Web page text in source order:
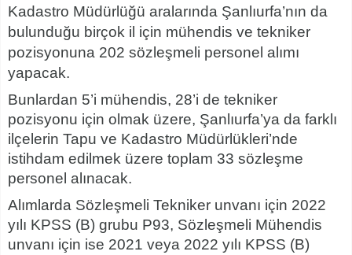
Kadastro Müdürlüğü aralarında Şanlıurfa’nın da
bulunduğu birçok il için mühendis ve tekniker
pozisyonuna 202 sözleşmeli personel alımı
yapacak.
Bunlardan 5’i mühendis, 28’i de tekniker
pozisyonu için olmak üzere, Şanlıurfa’ya da farklı
ilçelerin Tapu ve Kadastro Müdürlükleri’nde
istihdam edilmek üzere toplam 33 sözleşme
personel alınacak.
Alımlarda Sözleşmeli Tekniker unvanı için 2022
yılı KPSS (B) grubu P93, Sözleşmeli Mühendis
unvanı için ise 2021 veya 2022 yılı KPSS (B)